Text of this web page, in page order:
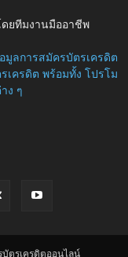
ยทีมงานมืออาชีพ
มูลการสมัครบัตรเครดิต
ครดิต พร้อมทั้ง โปรโม
ง ๆ
บัตรเครดิตออนไลน์